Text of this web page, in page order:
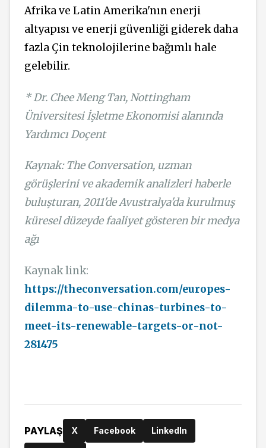
Afrika ve Latin Amerika'nın enerji
altyapısı ve enerji güvenliği giderek daha
fazla Çin teknolojilerine bağımlı hale
gelebilir.
* Dr. Chee Meng Tan, Nottingham
Üniversitesi İşletme Ekonomisi alanında
Yardımcı Doçent
Kaynak: The Conversation, uzman
görüşlerini ve akademik analizleri haberle
buluşturan, 2011'de Avustralya'da kurulmuş
küresel düzeyde faaliyet gösteren bir medya
ağı
Kaynak link:
https://theconversation.com/europes-
dilemma-to-use-chinas-turbines-to-
meet-its-renewable-targets-or-not-
281475
PAYLAŞ X Facebook LinkedIn